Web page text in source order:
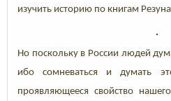
изучить историю по книгам
Но поскольку в России людей
ибо сомневаться и думать
проявляющееся свойство